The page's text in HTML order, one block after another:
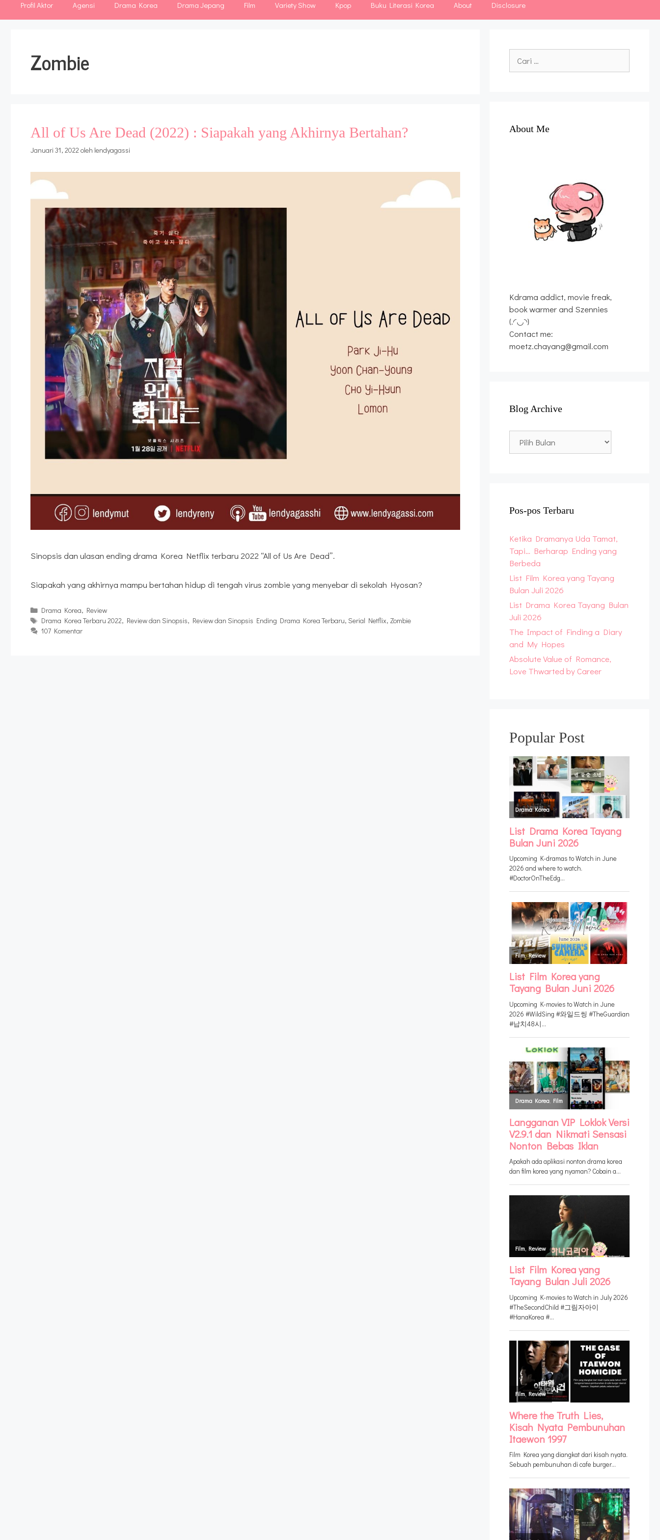
Profil Aktor Agensi Drama Korea Drama Jepang Film Variety Show Kpop Buku Literasi Korea About Disclosure
Zombie
All of Us Are Dead (2022) : Siapakah yang Akhirnya Bertahan?
Januari 31, 2022 oleh lendyagassi
Sinopsis dan ulasan ending drama Korea Netflix terbaru 2022 “All of Us Are Dead”.
Siapakah yang akhirnya mampu bertahan hidup di tengah virus zombie yang menyebar di sekolah Hyosan?
Kategori
Drama Korea, Review
Tag
Drama Korea Terbaru 2022, Review dan Sinopsis, Review dan Sinopsis Ending Drama Korea Terbaru, Serial Netflix, Zombie
107 Komentar
untuk:
About Me
Kdrama addict, movie freak,
book warmer and Szennies
(.◜◡◝)
Contact me:
moetz.chayang@gmail.com
Blog Archive
Archive
Pos-pos Terbaru
Ketika Dramanya Uda Tamat,
Tapi… Berharap Ending yang
Berbeda
List Film Korea yang Tayang
Bulan Juli 2026
List Drama Korea Tayang Bulan
Juli 2026
The Impact of Finding a Diary
and My Hopes
Absolute Value of Romance,
Love Thwarted by Career
Popular Post